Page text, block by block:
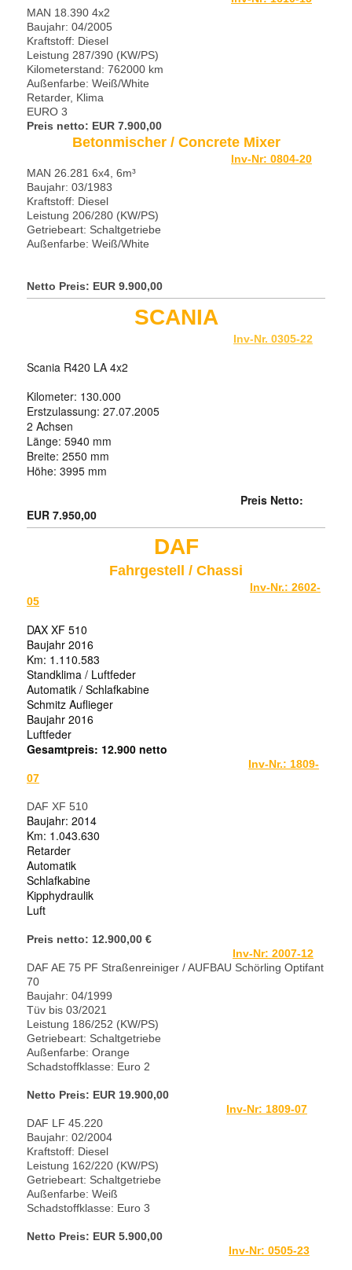
MAN 18.390 4x2
Baujahr: 04/2005
Kraftstoff: Diesel
Leistung 287/390 (KW/PS)
Kilometerstand: 762000 km
Außenfarbe: Weiß/White
Retarder, Klima
EURO 3
Preis netto: EUR 7.900,00
Betonmischer / Concrete Mixer
Inv-Nr: 0804-20
MAN 26.281 6x4, 6m³
Baujahr: 03/1983
Kraftstoff: Diesel
Leistung 206/280 (KW/PS)
Getriebeart: Schaltgetriebe
Außenfarbe: Weiß/White
Netto Preis: EUR 9.900,00
SCANIA
Inv-Nr. 0305-22
Scania R420 LA 4x2
Kilometer: 130.000
Erstzulassung: 27.07.2005
2 Achsen
Länge: 5940 mm
Breite: 2550 mm
Höhe: 3995 mm
Preis Netto:
EUR 7.950,00
DAF
Fahrgestell / Chassi
Inv-Nr.: 2602-
05
DAX XF 510
Baujahr 2016
Km: 1.110.583
Standklima / Luftfeder
Automatik / Schlafkabine
Schmitz Auflieger
Baujahr 2016
Luftfeder
Gesamtpreis: 12.900 netto
Inv-Nr.: 1809-
07
DAF XF 510
Baujahr: 2014
Km: 1.043.630
Retarder
Automatik
Schlafkabine
Kipphydraulik
Luft
Preis netto: 12.900,00 €
Inv-Nr: 2007-12
DAF AE 75 PF Straßenreiniger / AUFBAU Schörling Optifant
70
Baujahr: 04/1999
Tüv bis 03/2021
Leistung 186/252 (KW/PS)
Getriebeart: Schaltgetriebe
Außenfarbe: Orange
Schadstoffklasse: Euro 2
Netto Preis: EUR 19.900,00
Inv-Nr: 1809-07
DAF LF 45.220
Baujahr: 02/2004
Kraftstoff: Diesel
Leistung 162/220 (KW/PS)
Getriebeart: Schaltgetriebe
Außenfarbe: Weiß
Schadstoffklasse: Euro 3
Netto Preis: EUR 5.900,00
Inv-Nr: 0505-23